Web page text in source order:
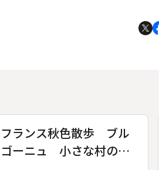
フランス秋色散歩 ブル
ゴーニュ 小さな村の豊